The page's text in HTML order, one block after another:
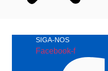
SIGA-NOS
Facebook-f